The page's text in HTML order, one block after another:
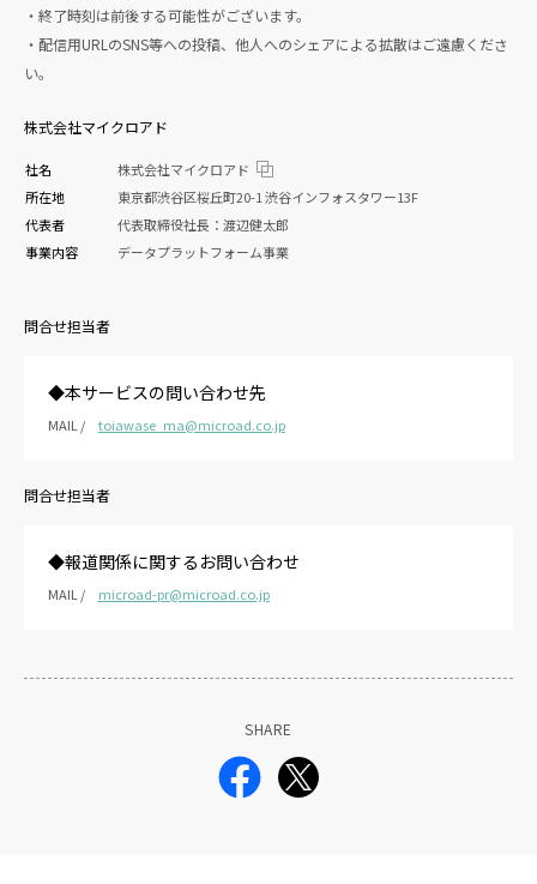
・終了時刻は前後する可能性がございます。
・配信用URLのSNS等への投稿、他人へのシェアによる拡散はご遠慮くださ
い。
株式会社マイクロアド
社名
株式会社マイクロアド
所在地
東京都渋谷区桜丘町20-1 渋谷インフォスタワー13F
代表者
代表取締役社長：渡辺健太郎
事業内容
データプラットフォーム事業
問合せ担当者
◆本サービスの問い合わせ先
MAIL / toiawase_ma@microad.co.jp
問合せ担当者
◆報道関係に関するお問い合わせ
MAIL / microad-pr@microad.co.jp
SHARE